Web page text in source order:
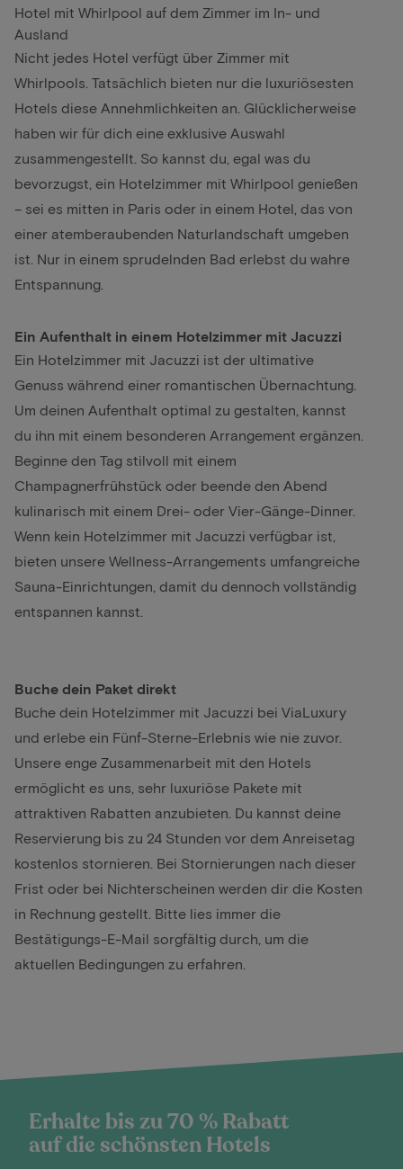
Hotel mit Whirlpool auf dem Zimmer im In- und
Ausland
Nicht jedes Hotel verfügt über Zimmer mit
Whirlpools. Tatsächlich bieten nur die luxuriösesten
Hotels diese Annehmlichkeiten an. Glücklicherweise
haben wir für dich eine exklusive Auswahl
zusammengestellt. So kannst du, egal was du
bevorzugst, ein Hotelzimmer mit Whirlpool genießen
– sei es mitten in Paris oder in einem Hotel, das von
einer atemberaubenden Naturlandschaft umgeben
ist. Nur in einem sprudelnden Bad erlebst du wahre
Entspannung.
Ein Aufenthalt in einem Hotelzimmer mit Jacuzzi
Ein Hotelzimmer mit Jacuzzi ist der ultimative
Genuss während einer romantischen Übernachtung.
Um deinen Aufenthalt optimal zu gestalten, kannst
du ihn mit einem besonderen Arrangement ergänzen.
Beginne den Tag stilvoll mit einem
Champagnerfrühstück oder beende den Abend
kulinarisch mit einem Drei- oder Vier-Gänge-Dinner.
Wenn kein Hotelzimmer mit Jacuzzi verfügbar ist,
bieten unsere Wellness-Arrangements umfangreiche
Sauna-Einrichtungen, damit du dennoch vollständig
entspannen kannst.
Buche dein Paket direkt
Buche dein Hotelzimmer mit Jacuzzi bei ViaLuxury
und erlebe ein Fünf-Sterne-Erlebnis wie nie zuvor.
Unsere enge Zusammenarbeit mit den Hotels
ermöglicht es uns, sehr luxuriöse Pakete mit
attraktiven Rabatten anzubieten. Du kannst deine
Reservierung bis zu 24 Stunden vor dem Anreisetag
kostenlos stornieren. Bei Stornierungen nach dieser
Frist oder bei Nichterscheinen werden dir die Kosten
in Rechnung gestellt. Bitte lies immer die
Bestätigungs-E-Mail sorgfältig durch, um die
aktuellen Bedingungen zu erfahren.
Erhalte bis zu 70 % Rabatt
auf die schönsten Hotels